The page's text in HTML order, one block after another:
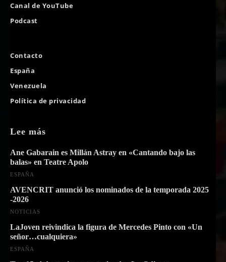
Canal de YouTube
Podcast
Contacto
España
Venezuela
Política de privacidad
Lee más
Ane Gabarain es Millán Astray en «Cantando bajo las
balas» en Teatre Apolo
ESPAÑA
AVENCRIT anunció los nominados de la temporada 2025
-2026
NOTICIAS
LaJoven reivindica la figura de Mercedes Pinto con «Un
señor…cualquiera»
ESPAÑA